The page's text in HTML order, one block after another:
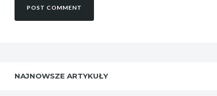
NAJNOWSZE ARTYKUŁY